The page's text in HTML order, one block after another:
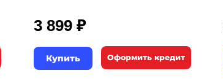
3 899 ₽
Купить Оформить кредит